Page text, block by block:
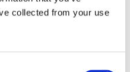
collected from your use